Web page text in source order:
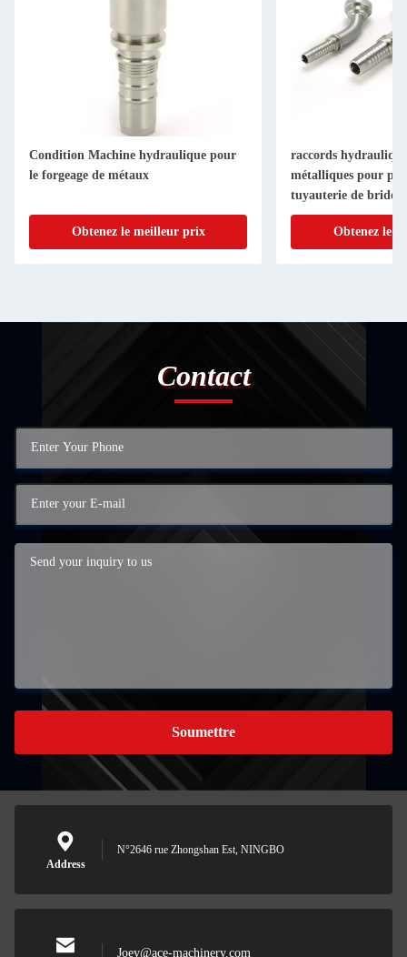
Condition Machine hydraulique pour
le forgeage de métaux
Obtenez le meilleur prix
raccords
métalliques pour
tuyauterie de brides
carbone
Obtenez le
Contact
Soumettre
Address
N°2646 rue Zhongshan Est, NINGBO
Joey@ace-machinery.com